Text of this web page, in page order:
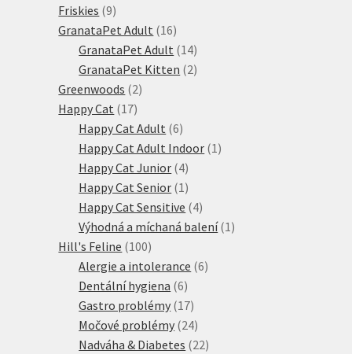
Friskies 99
produktů
GranataPet Adult 1616
produktů
GranataPet Adult 1414
produktů
GranataPet Kitten 22
Greenwoods 22
Happy Cat 1717
produktů
Happy Cat Adult 66
produktů
Happy Cat Adult Indoor 1 1
Happy Cat Junior 44
produkty
Happy Cat Senior 1 1
produkt
Happy Cat Sensitive 44
produkty
Výhodná a míchaná balení 1 1
Hill's Feline 100100
produktů
Alergie a intolerance 66
Dentální hygiena 66
produktů
Gastro problémy 1717
produktů
Močové problémy 2424
produktů
Nadváha & Diabetes 2222